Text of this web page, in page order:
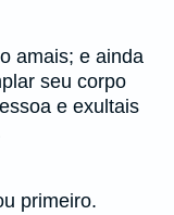
amais; e ainda
seu corpo
e exultais
primeiro.